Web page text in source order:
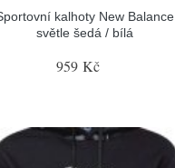
kalhoty New Balance
světle šedá / bílá
959 Kč